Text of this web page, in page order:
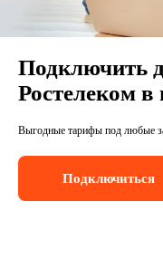
Бизнесу
Подключить
Ростелеком в
Выгодные тарифы под любые
Подключиться